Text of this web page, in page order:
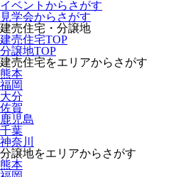
イベントからさがす
見学会からさがす
建売住宅・分譲地
建売住宅TOP
分譲地TOP
建売住宅をエリアからさがす
熊本
福岡
大分
佐賀
鹿児島
千葉
神奈川
分譲地をエリアからさがす
熊本